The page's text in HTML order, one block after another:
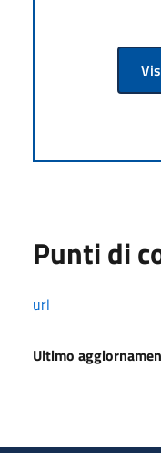
Punti di
url
Ultimo